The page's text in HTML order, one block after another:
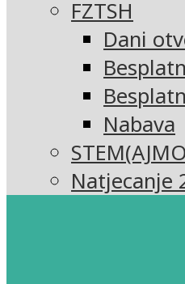
FZTSH
Dani
Nabava
Natjecanje